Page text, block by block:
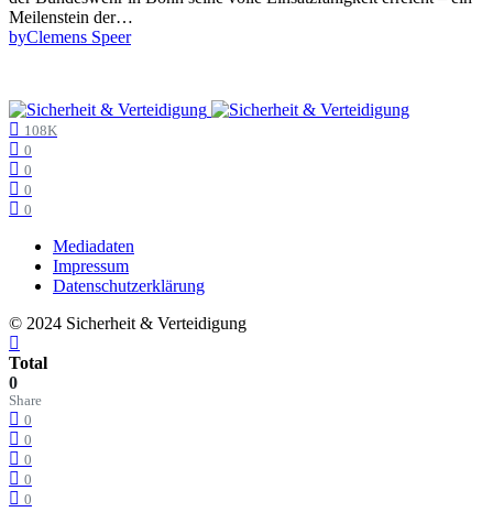
Meilenstein der…
byClemens Speer
108K
0
0
0
0
Mediadaten
Impressum
Datenschutzerklärung
© 2024 Sicherheit & Verteidigung
Total
0
Share
0
0
0
0
0